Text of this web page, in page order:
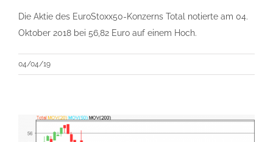
Die Aktie des EuroStoxx50-Konzerns Total notierte am 04.
Oktober 2018 bei 56,82 Euro auf einem Hoch.
04/04/19